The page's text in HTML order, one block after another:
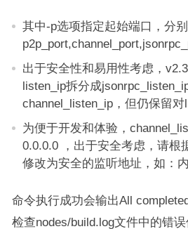
其中-p选项指定起始端口，分别
出于安全性和易用性考虑，
listen_ip拆分成
channel_listen_ip，但仍保留
为便于开发和体验，
0.0.0.0 ，出于安全考虑，请根
修改为安全的监听地址，如：
命令执行成功会输出All
检查nodes/build.log文件中的错误